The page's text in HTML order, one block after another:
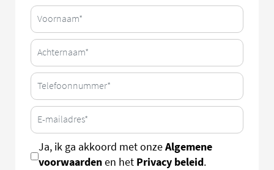
Ja, ik ga akkoord met onzeAlgemene
voorwaardenen het Privacy beleid.